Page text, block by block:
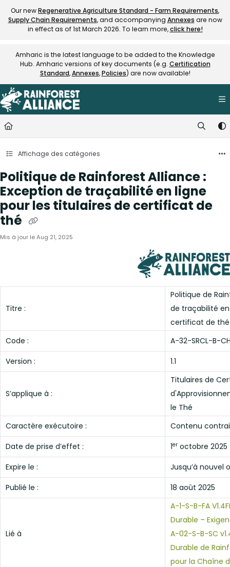
Documentation Index
Fetch the complete documentation index at:https://
Our newRegenerative Agriculture Standard - Farm Requirements,
Supply Chain Requirements, and accompanying Annexes are now
in effect as of 1st March 2026. To learn more,click here!
Amharic is the latest language to be added to the Knowledge
Hub. Amharic versions of key documents (e.g. Certification
Standard,Annexes,Policies) are now available!
Affichage des catégories
Politique de Rainforest Alliance :
Exception de traçabilité en ligne
pour les titulaires de certificat de
thé
Mis à jour leAug 21, 2025
Titre :
Politique de
de traçabilité
certificat de thé
Code :
A-32-SRCL-B-
Version :
1.1
S’applique à :
Titulaires de
le Thé
Caractère exécutoire :
Contenu
Date de prise d’effet :
1er octobre 2025
Expire le :
Jusqu’à nouvel
Publié le :
18 août 2025
Lié à
A-1-S-B-FA
Durable –
A-02-S-B-SC
Durable de
pour la Chaîne